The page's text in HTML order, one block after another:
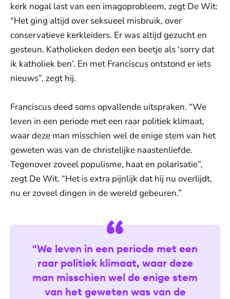
kerk nogal last van een imagoprobleem, zegt De Wit:
“Het ging altijd over seksueel misbruik, over
conservatieve kerkleiders. Er was altijd gezucht en
gesteun. Katholieken deden een beetje als ‘sorry dat
ik katholiek ben’. En met Franciscus ontstond er iets
nieuws”, zegt hij.
Franciscus deed soms opvallende uitspraken. “We
leven in een periode met een raar politiek klimaat,
waar deze man misschien wel de enige stem van het
geweten was van de christelijke naastenliefde.
Tegenover zoveel populisme, haat en polarisatie”,
zegt De Wit. “Het is extra pijnlijk dat hij nu overlijdt,
nu er zoveel dingen in de wereld gebeuren.”
"We leven in een periode met een
raar politiek klimaat, waar deze
man misschien wel de enige stem
van het geweten was van de